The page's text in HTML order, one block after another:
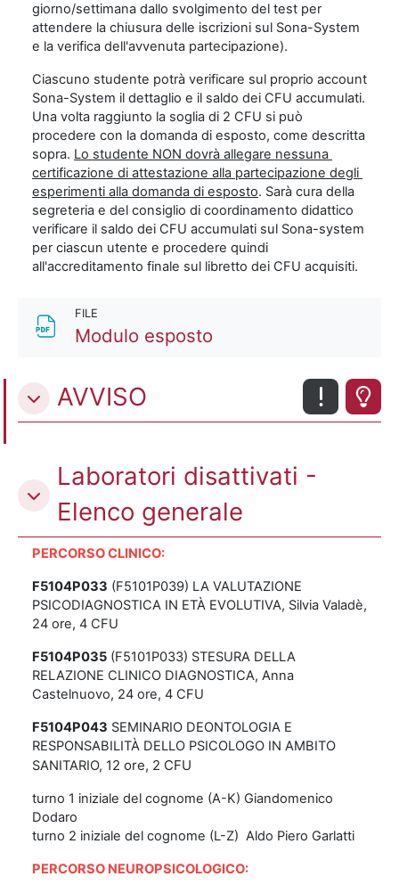
giorno/settimana dallo svolgimento del test per
attendere la chiusura delle iscrizioni sul Sona-System
e la verifica dell'avvenuta partecipazione).
Ciascuno studente potrà verificare sul proprio account
Sona-System il dettaglio e il saldo dei CFU accumulati.
Una volta raggiunto la soglia di 2 CFU si può
procedere con la domanda di esposto, come descritta
sopra. Lo studente NON dovrà allegare nessuna
certificazione di attestazione alla partecipazione degli
esperimenti alla domanda di esposto. Sarà cura della
segreteria e del consiglio di coordinamento didattico
verificare il saldo dei CFU accumulati sul Sona-system
per ciascun utente e procedere quindi
all'accreditamento finale sul libretto dei CFU acquisiti.
FILE
Modulo esposto
AVVISO
Laboratori disattivati -
Elenco generale
PERCORSO CLINICO:
F5104P033 (F5101P039) LA VALUTAZIONE
PSICODIAGNOSTICA IN ETÀ EVOLUTIVA, Silvia Valadè,
24 ore, 4 CFU
F5104P035 (F5101P033) STESURA DELLA
RELAZIONE CLINICO DIAGNOSTICA, Anna
Castelnuovo, 24 ore, 4 CFU
F5104P043 SEMINARIO DEONTOLOGIA E
RESPONSABILITÀ DELLO PSICOLOGO IN AMBITO
SANITARIO, 12 ore, 2 CFU
turno 1 iniziale del cognome (A-K) Giandomenico
Dodaro
turno 2 iniziale del cognome (L-Z) Aldo Piero Garlatti
PERCORSO NEUROPSICOLOGICO: